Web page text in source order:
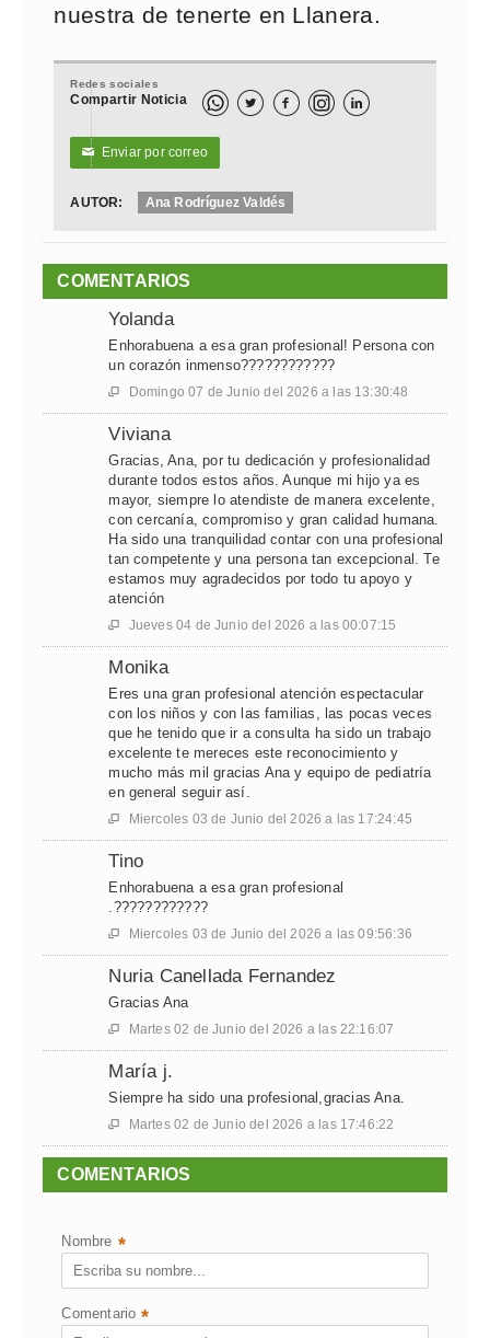
nuestra de tenerte en Llanera.
Redes sociales
Compartir Noticia   
✉ Enviar por correo
AUTOR: Ana Rodríguez Valdés
COMENTARIOS
Yolanda
Enhorabuena a esa gran profesional! Persona con
un corazón inmenso????????????
 Domingo 07 de Junio del 2026 a las 13:30:48
Viviana
Gracias, Ana, por tu dedicación y profesionalidad
durante todos estos años. Aunque mi hijo ya es
mayor, siempre lo atendiste de manera excelente,
con cercanía, compromiso y gran calidad humana.
Ha sido una tranquilidad contar con una profesional
tan competente y una persona tan excepcional. Te
estamos muy agradecidos por todo tu apoyo y
atención
 Jueves 04 de Junio del 2026 a las 00:07:15
Monika
Eres una gran profesional atención espectacular
con los niños y con las familias, las pocas veces
que he tenido que ir a consulta ha sido un trabajo
excelente te mereces este reconocimiento y
mucho más mil gracias Ana y equipo de pediatría
en general seguir así.
 Miercoles 03 de Junio del 2026 a las 17:24:45
Tino
Enhorabuena a esa gran profesional
.????????????
 Miercoles 03 de Junio del 2026 a las 09:56:36
Nuria Canellada Fernandez
Gracias Ana
 Martes 02 de Junio del 2026 a las 22:16:07
María j.
Siempre ha sido una profesional,gracias Ana.
 Martes 02 de Junio del 2026 a las 17:46:22
COMENTARIOS
Nombre *
Comentario *